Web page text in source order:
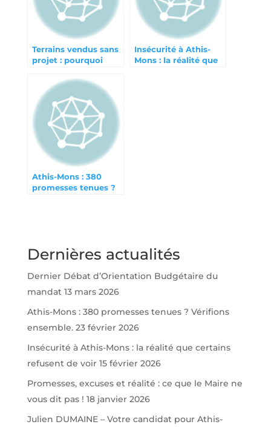
Terrains vendus sans
projet : pourquoi
Insécurité à Athis-
Mons : la réalité que
Athis-Mons : 380
promesses tenues ?
Dernières actualités
Dernier Débat d’Orientation Budgétaire du
mandat 13 mars 2026
Athis-Mons : 380 promesses tenues ? Vérifions
ensemble. 23 février 2026
Insécurité à Athis-Mons : la réalité que certains
refusent de voir 15 février 2026
Promesses, excuses et réalité : ce que le Maire ne
vous dit pas ! 18 janvier 2026
Julien DUMAINE – Votre candidat pour Athis-